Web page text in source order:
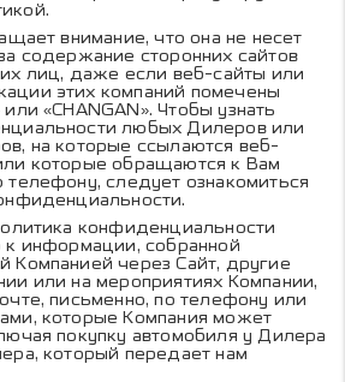
внимание, что она не несет
содержание сторонних сайтов
лиц, даже если веб-сайты или
этих компаний помечены
«CHANGAN». Чтобы узнать
любых Дилеров или
на которые ссылаются веб-
которые обращаются к Вам
телефону, следует ознакомиться
конфиденциальности
к информации, собранной
Компанией через Сайт, другие
или на мероприятиях Компании,
письменно, по телефону или
которые Компания может
покупку автомобиля у Дилера
который передает нам